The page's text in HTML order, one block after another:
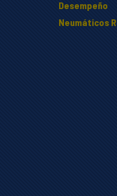
Desempeño
Neumáticos